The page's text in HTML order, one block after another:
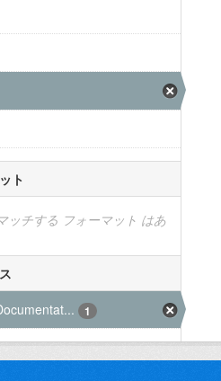
ト
ッチする フォーマット はあ
1